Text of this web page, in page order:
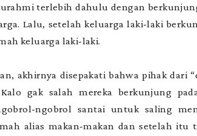
terlebih dahulu dengan
Lalu, setelah keluarga laki-laki
keluarga laki-laki.
akhirnya disepakati bahwa pihak dari
gak salah mereka berkunjung
ngobrol santai untuk saling
alias makan-makan dan setelah itu